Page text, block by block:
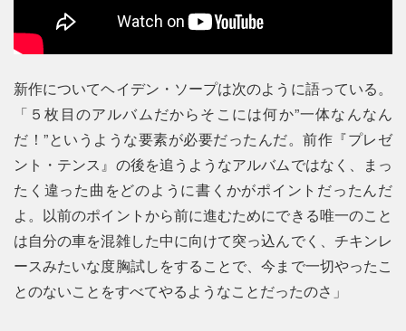
新作についてヘイデン・ソープは次のように語っている。
「５枚目のアルバムだからそこには何か”一体なんなん
だ！”というような要素が必要だったんだ。前作『プレゼ
ント・テンス』の後を追うようなアルバムではなく、まっ
たく違った曲をどのように書くかがポイントだったんだ
よ。以前のポイントから前に進むためにできる唯一のこと
は自分の車を混雑した中に向けて突っ込んでく、チキンレ
ースみたいな度胸試しをすることで、今まで一切やったこ
とのないことをすべてやるようなことだったのさ」